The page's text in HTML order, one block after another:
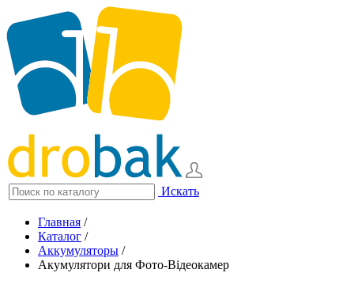
Искать
Главная /
Каталог /
Аккумуляторы /
Акумулятори для Фото-Відеокамер